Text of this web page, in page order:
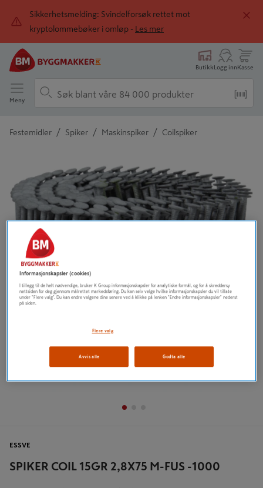
Sikkerhetsmelding: Svindelforsøk rettet mot
kryptolommebøker i omløp -
Les mer
ButikkLogg innKasse
Meny
Festemidler / Spiker / Maskinspiker / Coilspiker
Tidligere
SPIKER COIL 15GR 2,8X75 M-FUS -1000
ESSVE
Informasjonskapsler (cookies)
I tillegg til de helt nødvendige, bruker K Group informasjonskapsler for analytiske formål, og for å skreddersy
nettsiden for deg gjennom målrettet markedsføring. Du kan selv velge hvilke informasjonskapsler du vil tillate
under "Flere valg". Du kan endre valgene dine senere ved å klikke på lenken "Endre informasjonskapsler" nederst
på siden.
Flere valg
Avvis alle Godta alle